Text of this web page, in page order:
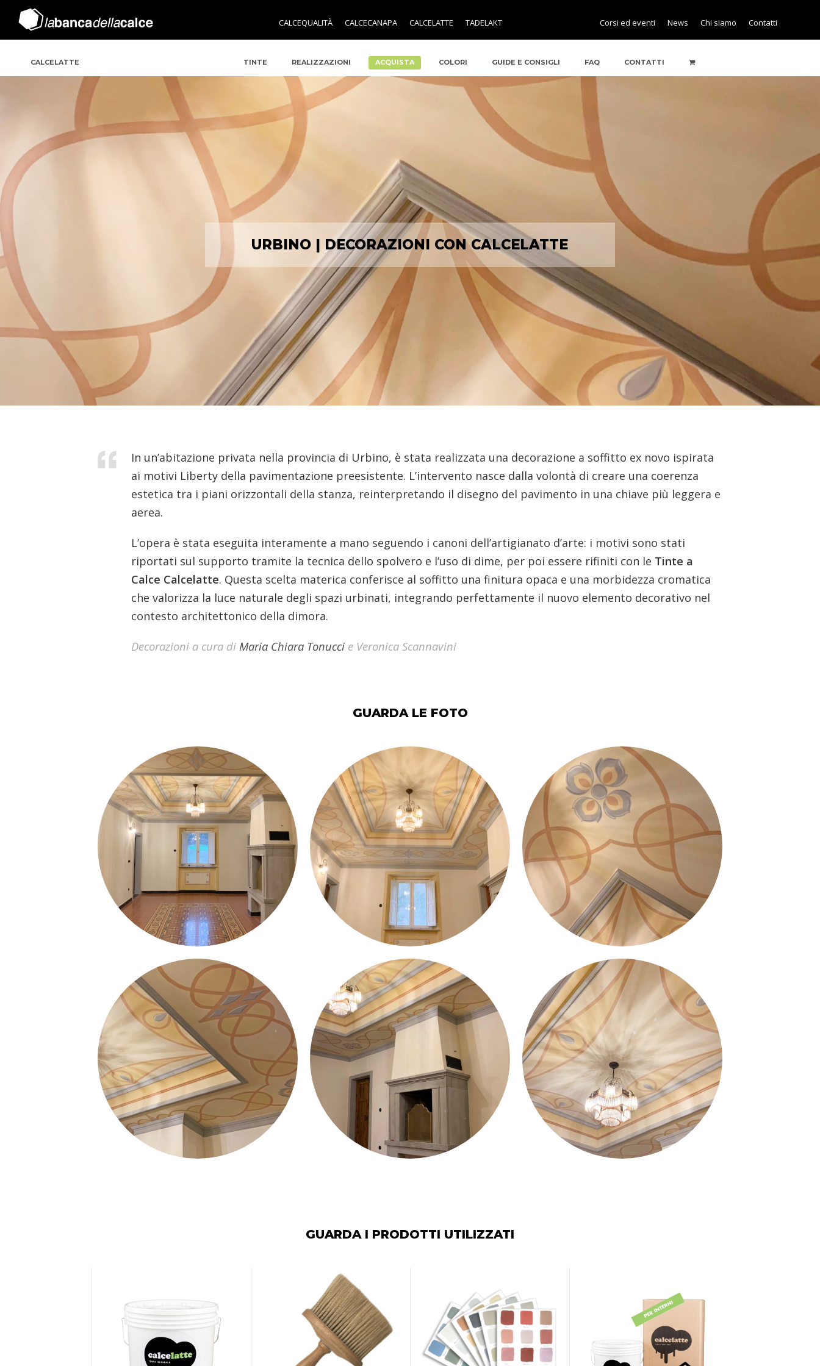
CALCEQUALITÀ CALCECANAPA CALCELATTE TADELAKT Corsi ed eventi News Chi siamo Contatti
CALCELATTE TINTE REALIZZAZIONI ACQUISTA COLORI GUIDE E CONSIGLI FAQ CONTATTI
URBINO | DECORAZIONI CON CALCELATTE
In un’abitazione privata nella provincia di Urbino, è stata realizzata una decorazione a soffitto ex novo ispirata
ai motivi Liberty della pavimentazione preesistente. L’intervento nasce dalla volontà di creare una coerenza
estetica tra i piani orizzontali della stanza, reinterpretando il disegno del pavimento in una chiave più leggera e
aerea.
L’opera è stata eseguita interamente a mano seguendo i canoni dell’artigianato d’arte: i motivi sono stati
riportati sul supporto tramite la tecnica dello spolvero e l’uso di dime, per poi essere rifiniti con le Tinte a
Calce Calcelatte. Questa scelta materica conferisce al soffitto una finitura opaca e una morbidezza cromatica
che valorizza la luce naturale degli spazi urbinati, integrando perfettamente il nuovo elemento decorativo nel
contesto architettonico della dimora.
Decorazioni a cura di Maria Chiara Tonucci e Veronica Scannavini
GUARDA LE FOTO
GUARDA I PRODOTTI UTILIZZATI